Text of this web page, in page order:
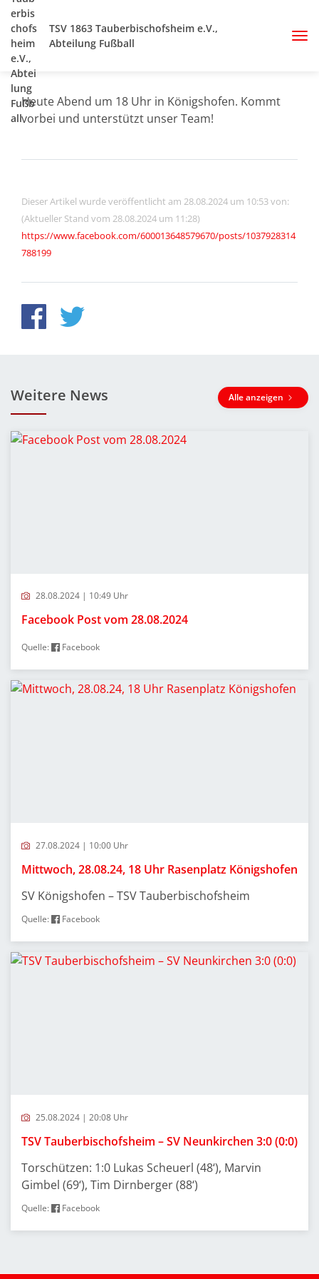
TSV 1863 Tauberbischofsheim e.V.,
Abteilung Fußball
Heute Abend um 18 Uhr in Königshofen. Kommt
vorbei und unterstützt unser Team!
Dieser Artikel wurde veröffentlicht am 28.08.2024 um 10:53 von:
(Aktueller Stand vom 28.08.2024 um 11:28)
https://www.facebook.com/600013648579670/posts/1037928314
788199
Weitere News Alle anzeigen
28.08.2024 | 10:49 Uhr
Facebook Post vom 28.08.2024
Quelle: Facebook
27.08.2024 | 10:00 Uhr
Mittwoch, 28.08.24, 18 Uhr Rasenplatz Königshofen
SV Königshofen – TSV Tauberbischofsheim
Quelle: Facebook
25.08.2024 | 20:08 Uhr
TSV Tauberbischofsheim – SV Neunkirchen 3:0 (0:0)
Torschützen: 1:0 Lukas Scheuerl (48‘), Marvin
Gimbel (69‘), Tim Dirnberger (88‘)
Quelle: Facebook